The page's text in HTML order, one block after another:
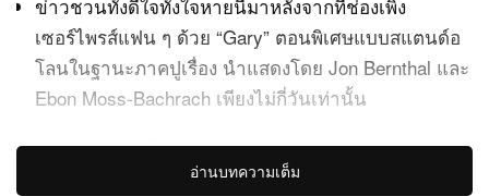
ข่าวชวนทั้งดีใจทั้งใจหายนี้มาหลังจากที่ช่องเพิ่ง
เซอร์ไพรส์แฟน ๆ ด้วย “Gary” ตอนพิเศษแบบสแตนด์อ
โลนในฐานะภาคปูเรื่อง นำแสดงโดย Jon Bernthal และ
Ebon Moss-Bachrach เพียงไม่กี่วันเท่านั้น
ได้เวลายกแก้วครั้งสุดท้ายให้กับหนึ่งในร้านอาหารสุด
เครียดแต่สุดที่รักของชิคาโกอย่างเป็นทางการแล้ว FX
อ่านบทความเต็ม